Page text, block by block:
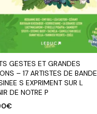
GESTES ET GRANDES
– 17 ARTISTES DE BANDE
S EXPRIMENT SUR L
DE NOTRE P
€